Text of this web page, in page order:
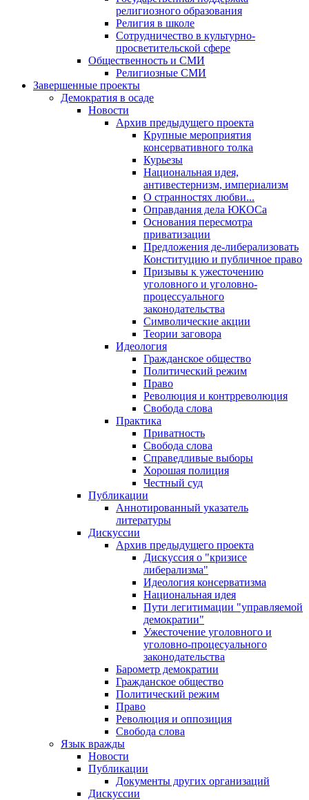
религиозного образования
Религия в школе
Сотрудничество в культурно-
просветительской сфере
Общественность и СМИ
Религиозные СМИ
Завершенные проекты
Демократия в осаде
Новости
Архив предыдущего проекта
Крупные мероприятия
консервативного толка
Курьезы
Национальная идея,
антивестернизм, империализм
О странностях любви...
Оправдания дела ЮКОСа
Основания пересмотра
приватизации
Предложения де-либерализовать
Конституцию и публичное право
Призывы к ужесточению
уголовного и уголовно-
процессуального
законодательства
Символические акции
Теории заговора
Идеология
Гражданское общество
Политический режим
Право
Революция и контрреволюция
Свобода слова
Практика
Приватность
Свобода слова
Справедливые выборы
Хорошая полиция
Честный суд
Публикации
Аннотированный указатель
литературы
Дискуссии
Архив предыдущего проекта
Дискуссия о "кризисе
либерализма"
Идеология консерватизма
Национальная идея
Пути легитимации "управляемой
демократии"
Ужесточение уголовного и
уголовно-процесуального
законодательства
Барометр демократии
Гражданское общество
Политический режим
Право
Революция и оппозиция
Свобода слова
Язык вражды
Новости
Публикации
Документы других организаций
Дискуссии